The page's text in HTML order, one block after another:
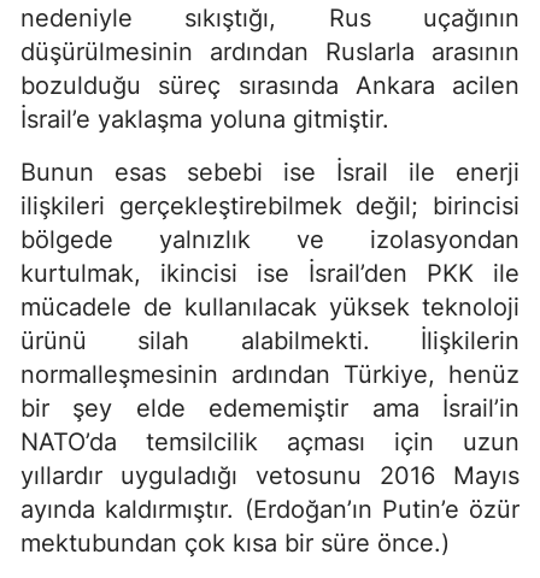
nedeniyle sıkıştığı, Rus uçağının
düşürülmesinin ardından Ruslarla arasının
bozulduğu süreç sırasında Ankara acilen
İsrail’e yaklaşma yoluna gitmiştir.
Bunun esas sebebi ise İsrail ile enerji
ilişkileri gerçekleştirebilmek değil; birincisi
bölgede yalnızlık ve izolasyondan
kurtulmak, ikincisi ise İsrail’den PKK ile
mücadele de kullanılacak yüksek teknoloji
ürünü silah alabilmekti. İlişkilerin
normalleşmesinin ardından Türkiye, henüz
bir şey elde edememiştir ama İsrail’in
NATO’da temsilcilik açması için uzun
yıllardır uyguladığı vetosunu 2016 Mayıs
ayında kaldırmıştır. (Erdoğan’ın Putin’e özür
mektubundan çok kısa bir süre önce.)